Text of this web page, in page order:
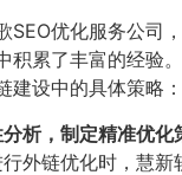
SEO优化服务公司
积累了丰富的经验
建设中的具体策略：
析，制定精准优化
外链优化时，慧新